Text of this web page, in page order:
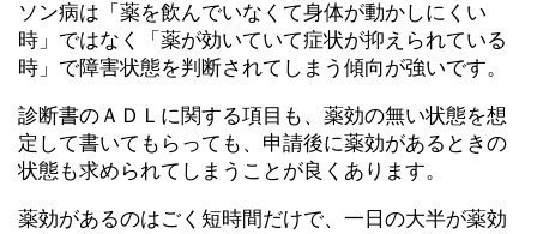
ソン病は「薬を飲んでいなくて身体が動かしにくい
時」ではなく「薬が効いていて症状が抑えられている
時」で障害状態を判断されてしまう傾向が強いです。
診断書のＡＤＬに関する項目も、薬効の無い状態を想
定して書いてもらっても、申請後に薬効があるときの
状態も求められてしまうことが良くあります。
薬効があるのはごく短時間だけで、一日の大半が薬効